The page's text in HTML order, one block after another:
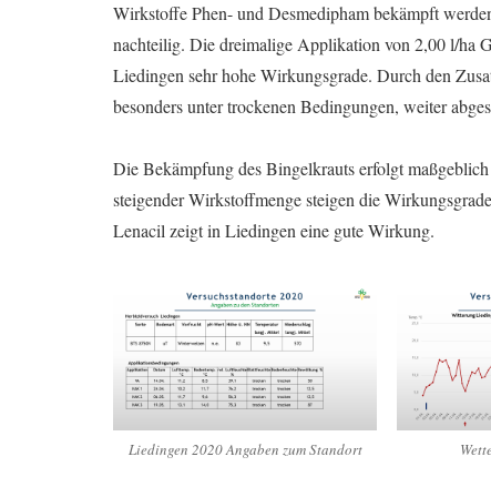
Wirkstoffe Phen- und Desmedipham bekämpft
nachteilig. Die dreimalige Applikation von 2,00 l/ha
Liedingen sehr hohe Wirkungsgrade. Durch den
besonders unter trockenen Bedingungen, weiter
Die Bekämpfung des Bingelkrauts erfolgt
steigender Wirkstoffmenge steigen die
Lenacil zeigt in Liedingen eine gute Wirkung.
Liedingen 2020 Angaben zum Standort